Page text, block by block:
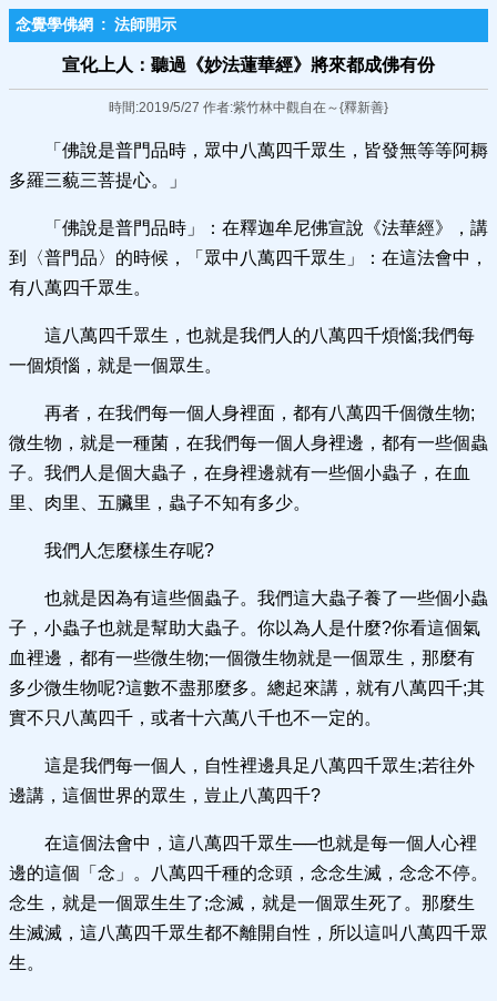
念覺學佛網 : 法師開示
宣化上人：聽過《妙法蓮華經》將來都成​佛有份
時間:2019/5/27 作者:紫竹林中觀自在～{釋新善}
「佛說是普門品時，眾中八萬四千眾生，皆發無等等阿耨
多羅三藐三菩提心。」
「佛說是普門品時」：在釋迦牟尼佛宣說《法華經》，講
到〈普門品〉的時候，「眾中八萬四千眾生」：在這法會中，
有八萬四千眾生。
這八萬四千眾生，也就是我們人的八萬四千煩惱;我們每
一個煩惱，就是一個眾生。
再者，在我們每一個人身裡面，都有八萬四千個微生物;
微生物，就是一種菌，在我們每一個人身裡邊，都有一些個蟲
子。我們人是個大蟲子，在身裡邊就有一些個小蟲子，在血
里、肉里、五臟里，蟲子不知有多少。
我們人怎麼樣生存呢?
也就是因為有這些個蟲子。我們這大蟲子養了一些個小蟲
子，小蟲子也就是幫助大蟲子。你以為人是什麼?你看這個氣
血裡邊，都有一些微生物;一個微生物就是一個眾生，那麼有
多少微生物呢?這數不盡那麼多。總起來講，就有八萬四千;其
實不只八萬四千，或者十六萬八千也不一定的。
這是我們每一個人，自性裡邊具足八萬四千眾生;若往外
邊講，這個世界的眾生，豈止八萬四千?
在這個法會中，這八萬四千眾生──也就是每一個人心裡
邊的這個「念」。八萬四千種的念頭，念念生滅，念念不停。
念生，就是一個眾生生了;念滅，就是一個眾生死了。那麼生
生滅滅，這八萬四千眾生都不離開自性，所以這叫八萬四千眾
生。